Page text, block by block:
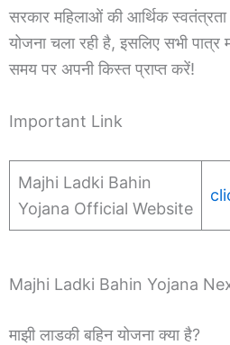
सरकार महिलाओं की आर्थिक
योजना चला रही है, इसलिए सभी
समय पर अपनी किस्त प्राप्त करें!
Important Link
Majhi Ladki Bahin
Yojana Official Website
Majhi Ladki Bahin Yojana
माझी लाडकी बहिन योजना क्या है?